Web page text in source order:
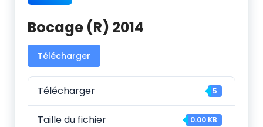
Bocage (R) 2014
Télécharger
Télécharger 5
Taille du fichier 0.00 KB